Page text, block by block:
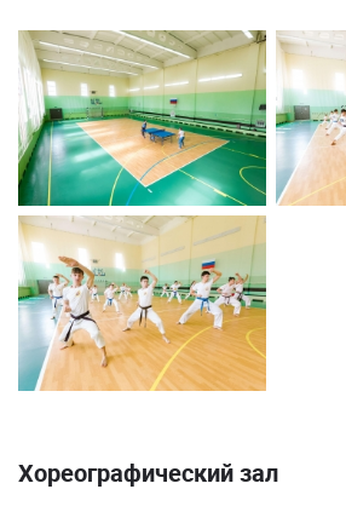
Хореографический зал